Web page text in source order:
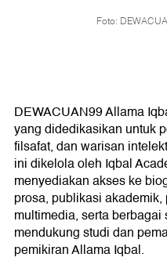
Foto:
DEWACUAN99 Allama
yang didedikasikan untuk
filsafat, dan warisan
ini dikelola oleh Iqbal
menyediakan akses ke
prosa, publikasi
multimedia, serta
mendukung studi dan
pemikiran Allama Iqbal.